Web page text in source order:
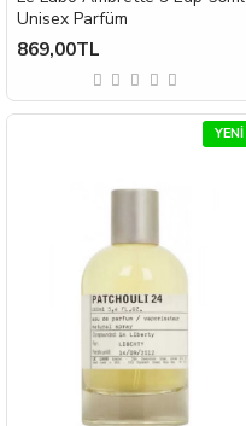
Unisex Parfüm
869,00TL
YENI